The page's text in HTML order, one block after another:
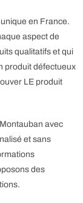
en France.
aspect de
qualitatifs et qui
produit défectueux
LE produit
avec
et sans
des